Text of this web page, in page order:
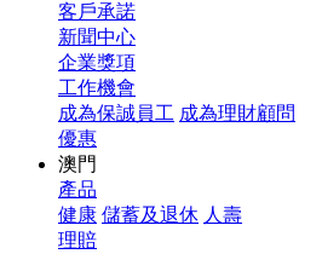
客戶承諾
新聞中心
企業獎項
工作機會
成為保誠員工 成為理財顧問
優惠
澳門
產品
健康 儲蓄及退休 人壽
理賠